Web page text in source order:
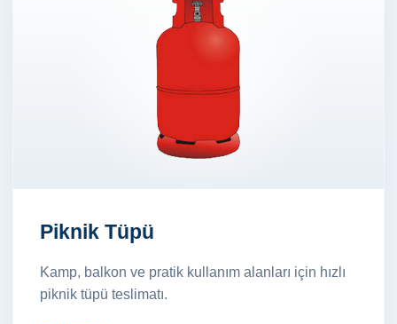
Piknik Tüpü
Kamp, balkon ve pratik kullanım alanları için hızlı
piknik tüpü teslimatı.